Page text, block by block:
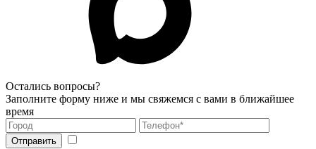
Остались вопросы?
Заполните форму ниже и мы свяжемся с вами в ближайшее
время